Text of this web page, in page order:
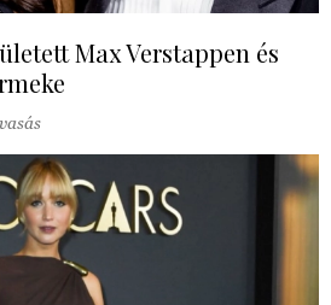
Max Verstappen és